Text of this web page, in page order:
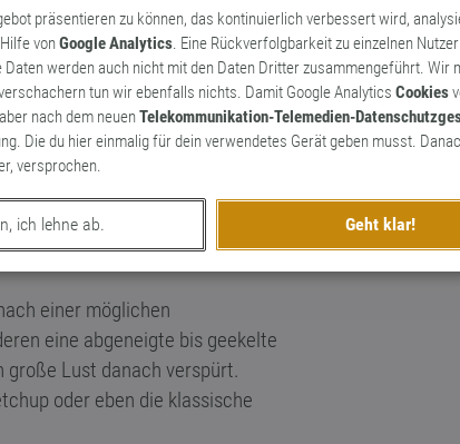
präsentieren zu können, das kontinuierlich verbessert wird,
vonGoogle Analytics. Eine Rückverfolgbarkeit zu einzelnen
werden auch nicht mit den Daten Dritter zusammengeführt. Wir
tun wir ebenfalls nichts. Damit Google Analytics Cookies
nach dem neuenTelekommunikation-Telemedien-
Die du hier einmalig für dein verwendetes Gerät geben musst.
versprochen.
ich lehne ab. Geht klar!
Archaismen Markennamen
einer möglichen
eine abgeneigte bis geekelte
große Lust danach verspürt.
oder eben die klassische